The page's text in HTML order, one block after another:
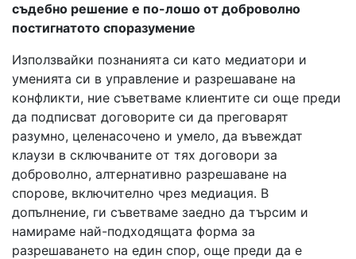
съдебно решение е по-лошо от доброволно
постигнатото споразумение
Използвайки познанията си като медиатори и
уменията си в управление и разрешаване на
конфликти, ние съветваме клиентите си още преди
да подписват договорите си да преговарят
разумно, целенасочено и умело, да въвеждат
клаузи в сключваните от тях договори за
доброволно, алтернативно разрешаване на
спорове, включително чрез медиация. В
допълнение, ги съветваме заедно да търсим и
намираме най-подходящата форма за
разрешаването на един спор, още преди да е